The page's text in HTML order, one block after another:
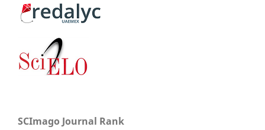
SCImago Journal Rank